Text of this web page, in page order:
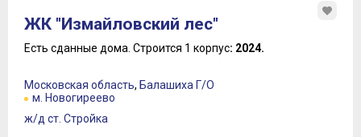
ЖК "Измайловский лес"
Есть сданные дома. Строится 1 корпус: 2024.
Московская область, Балашиха Г/О
м. Новогиреево
ж/д ст. Стройка